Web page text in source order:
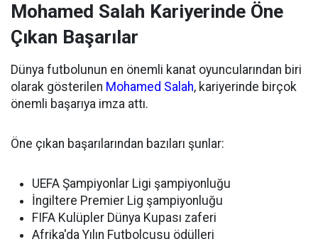
Mohamed Salah Kariyerinde Öne
Çıkan Başarılar
Dünya futbolunun en önemli kanat oyuncularından biri
olarak gösterilen Mohamed Salah, kariyerinde birçok
önemli başarıya imza attı.
Öne çıkan başarılarından bazıları şunlar:
UEFA Şampiyonlar Ligi şampiyonluğu
İngiltere Premier Lig şampiyonluğu
FIFA Kulüpler Dünya Kupası zaferi
Afrika'da Yılın Futbolcusu ödülleri